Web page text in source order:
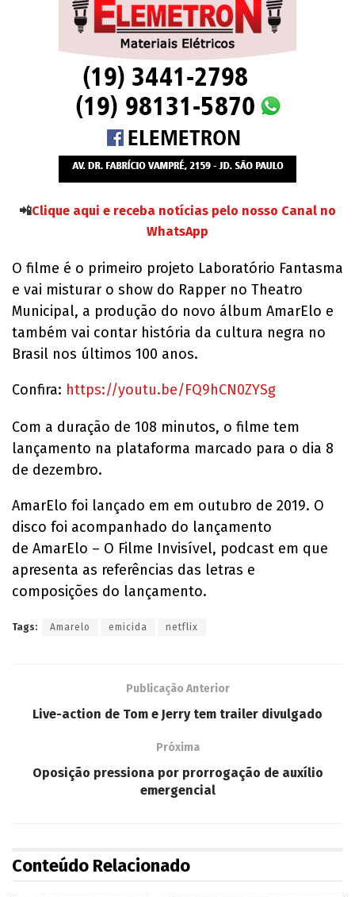
📲Clique aqui e receba notícias pelo nosso Canal no
WhatsApp
O filme é o primeiro projeto Laboratório Fantasma
e vai misturar o show do Rapper no Theatro
Municipal, a produção do novo álbum AmarElo e
também vai contar história da cultura negra no
Brasil nos últimos 100 anos.
Confira: https://youtu.be/FQ9hCN0ZYSg
Com a duração de 108 minutos, o filme tem
lançamento na plataforma marcado para o dia 8
de dezembro.
AmarElo foi lançado em em outubro de 2019. O
disco foi acompanhado do lançamento
de AmarElo – O Filme Invisível, podcast em que
apresenta as referências das letras e
composições do lançamento.
Tags: Amarelo emicida netflix
Publicação Anterior
Live-action de Tom e Jerry tem trailer divulgado
Próxima
Oposição pressiona por prorrogação de auxílio
emergencial
Conteúdo Relacionado